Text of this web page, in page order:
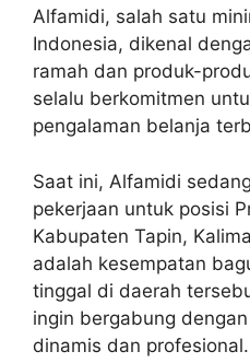
Alfamidi, salah satu
Indonesia, dikenal
ramah dan produk-
selalu berkomitmen
pengalaman belanja
Saat ini, Alfamidi
pekerjaan untuk posisi
Kabupaten Tapin,
adalah kesempatan
tinggal di daerah
ingin bergabung
dinamis dan profesional.